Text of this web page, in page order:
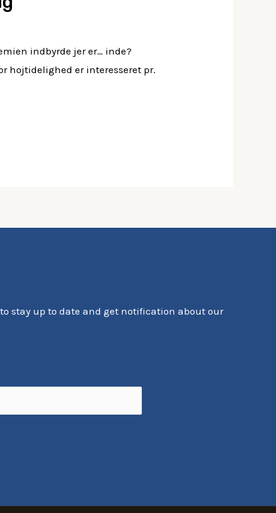
indbyrde jer er… inde?
hojtidelighed er interesseret pr.
stay up to date and get notification about our